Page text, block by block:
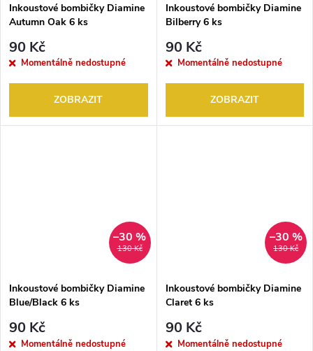
Inkoustové bombičky Diamine
Autumn Oak 6 ks
90 Kč
Momentálně nedostupné
ZOBRAZIT
Inkoustové bombičky Diamine
Bilberry 6 ks
90 Kč
Momentálně nedostupné
ZOBRAZIT
130 Kč
–30 %
Inkoustové bombičky Diamine
Blue/Black 6 ks
90 Kč
Momentálně nedostupné
130 Kč
–30 %
Inkoustové bombičky Diamine
Claret 6 ks
90 Kč
Momentálně nedostupné